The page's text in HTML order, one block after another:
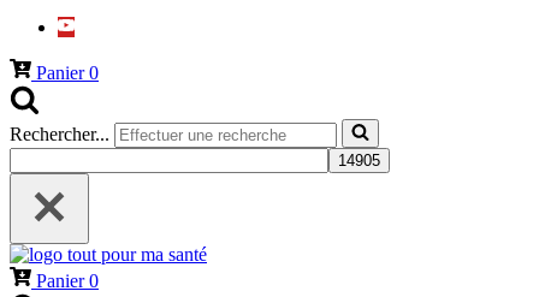
Panier0
Rechercher...
Panier0